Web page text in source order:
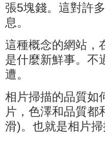
張5塊錢。這對許
息。
這種概念的網站，
是什麼新鮮事。不
遭。
相片掃描的品質如
片，色澤和品質都
滑)。也就是相片